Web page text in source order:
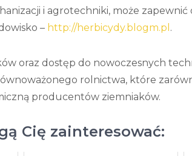
i agrotechniki, może
– http://herbicydy.blogm.pl .
oraz dostęp do nowoczesnych
rolnictwa, które
producentów ziemniaków.
Cię zainteresować: